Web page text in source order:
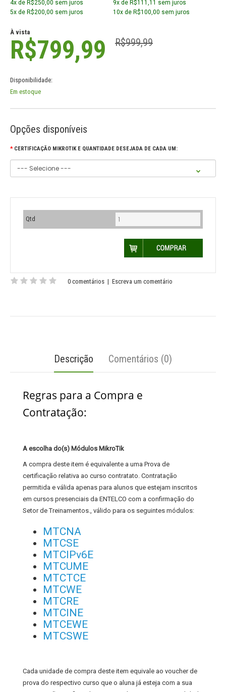
4x de R$250,00 sem juros
5x de R$200,00 sem juros
9x de R$111,11 sem juros
10x de R$100,00 sem juros
À vista
R$799,99 R$999,99
Disponibilidade:
Em estoque
Opções disponíveis
CERTIFICAÇÃO MIKROTIK E QUANTIDADE DESEJADA DE CADA UM:
Qtd
0 comentários | Escreva um comentário
Descrição Comentários (0)
Regras para a Compra e
Contratação:
A escolha do(s) Módulos MikroTik
A compra deste item é equivalente a uma Prova de
certificação relativa ao curso contratato. Contratação
permitida e válida apenas para alunos que estejam inscritos
em cursos presenciais da ENTELCO com a confirmação do
Setor de Treinamentos., válido para os seguintes módulos:
MTCNA
MTCSE
MTCIPv6E
MTCUME
MTCTCE
MTCWE
MTCRE
MTCINE
MTCEWE
MTCSWE
Cada unidade de compra deste item equivale ao voucher de
prova do respectivo curso que o aluna já esteja com a sua